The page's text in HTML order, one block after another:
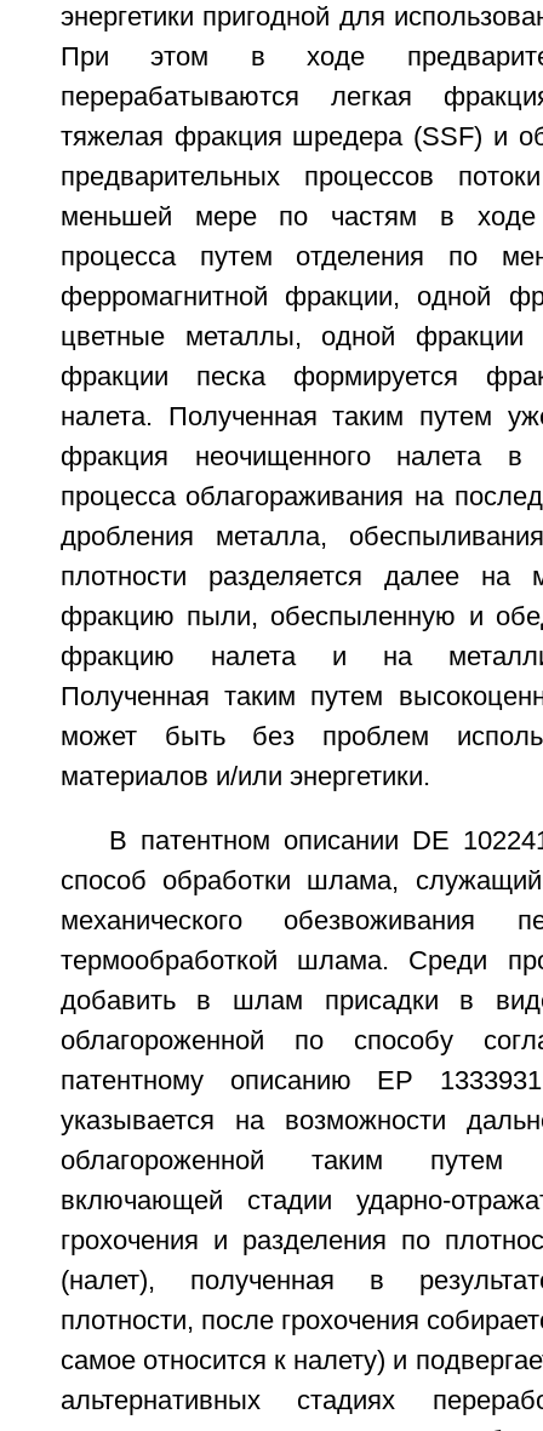
энергетики пригодной для
При этом в ходе
перерабатываются легкая
тяжелая фракция шредера (SSF) и
предварительных процессов
меньшей мере по частям в ходе
процесса путем отделения по
ферромагнитной фракции, одной
цветные металлы, одной фракции
фракции песка формируется
налета. Полученная таким путем
фракция неочищенного налета в
процесса облагораживания на
дробления металла,
плотности разделяется далее на
фракцию пыли, обеспыленную и
фракцию налета и на
Полученная таким путем
может быть без проблем
материалов и/или энергетики.
В патентном описании DE
способ обработки шлама,
механического обезвоживания
термообработкой шлама. Среди
добавить в шлам присадки в
облагороженной по способу
патентному описанию ЕР
указывается на возможности
облагороженной таким путем
включающей стадии ударно-
грохочения и разделения по
(налет), полученная в
плотности, после грохочения
самое относится к налету) и
альтернативных стадиях